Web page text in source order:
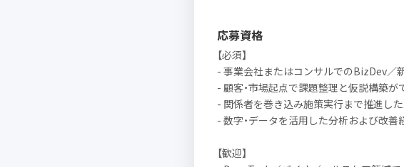
応募資格
【必須】
- 事業会社またはコンサルでのBizDev／
- 顧客・市場起点で課題整理と仮説構築が
- 関係者を巻き込み施策実行まで推進し
- 数字・データを活用した分析および改善
【歓迎】